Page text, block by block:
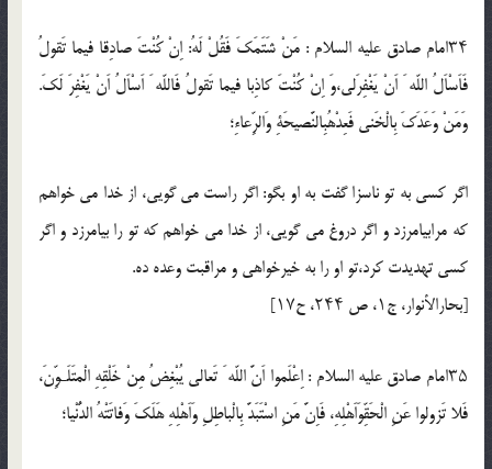
۳۴امام صادق عليه السلام : مَنْ شَتَمَكَ فَقُلْ لَهُ: اِنْ كُنْتَ صادِقا فيما تَقولُ
فَاَسْاَلُ اللّه َ اَنْ يَغْفِرَلى،وَ اِنْ كُنْتَ كاذِبا فيما تَقولُ فَاللّه َ اَسْاَلُ اَنْ يَغْفِرَ لَكَ.
وَمَنْ وَعَدَكَ بِالْخَنى فَعِدْهُبِالنَّصيحَةِ وَالرِّعاءِ؛
اگر كسى به تو ناسزا گفت به او بگو: اگر راست مى گويى، از خدا مى خواهم
كه مرابيامرزد و اگر دروغ مى گويى، از خدا مى خواهم كه تو را بيامرزد و اگر
كسى تهديدت كرد،تو او را به خيرخواهى و مراقبت وعده ده.
[بحارالأنوار، ج۱، ص ۲۴۴، ح۱۷]
۳۵امام صادق عليه السلام : اِعْلَموا اَنَّ اللّه َ تَعالى يُبْغِضُ مِنْ خَلْقِهِ الْمتَلَـوِّنَ،
فَلا تَزولوا عَنِ الْحَقِّوَاَهْلِهِ، فَاِنَّ مَنِ اسْتَبَدَّ بِالْباطِلِ وَاَهْلِهِ هَلَكَ وَفاتَتْهُ الدُّنْيا؛